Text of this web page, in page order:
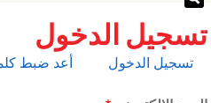
تسجيل الدخول
التبويبات
الأساسية
تسجيل الدخول أعد ضبط